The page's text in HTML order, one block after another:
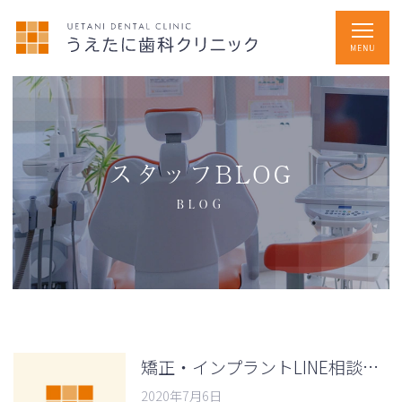
スタッフBLOG
BLOG
矯正・インプラントLINE相談はじめました！！
2020年7月6日